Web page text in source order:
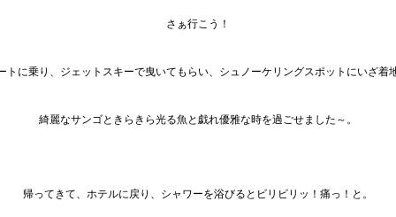
さぁ行こう！
トに乗り、ジェットスキーで曳いてもらい、シュノーケリングスポットにいざ着
綺麗なサンゴときらきら光る魚と戯れ優雅な時を過ごせました～。
帰ってきて、ホテルに戻り、シャワーを浴びるとビリビリッ！痛っ！と。